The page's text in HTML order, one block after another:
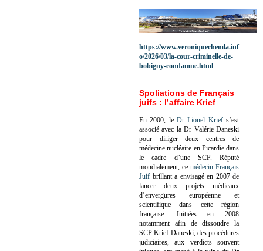
https://www.veroniquechemla.inf
o/2026/03/la-cour-criminelle-de-
bobigny-condamne.html
Spoliations de Français
juifs : l’affaire Krief
En 2000, le Dr Lionel Kriefs’est
associé avec la Dr Valérie Daneski
pour diriger deux centres de
médecine nucléaire en Picardie dans
le cadre d’une SCP. Réputé
mondialement, ce médecin Français
Juif brillant a envisagé en 2007 de
lancer deux projets médicaux
d’envergures européenne et
scientifique dans cette région
française. Initiées en 2008
notamment afin de dissoudre la
SCP Krief Daneski, des procédures
judiciaires, aux verdicts souvent